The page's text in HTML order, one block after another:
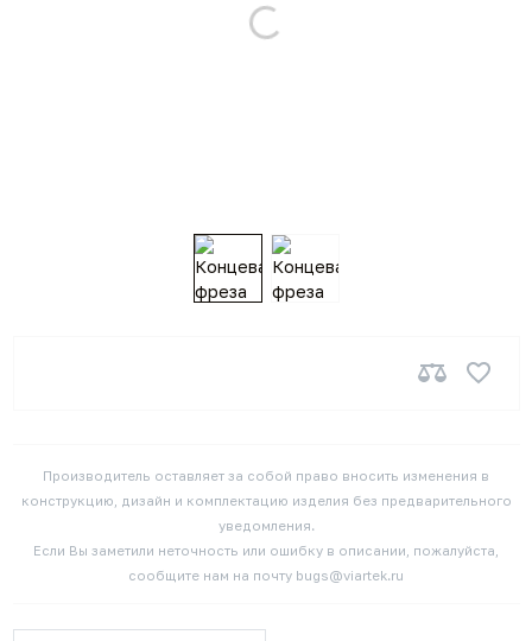
Производитель оставляет за собой право вносить изменения в
конструкцию, дизайн и комплектацию изделия без предварительного
уведомления.
Если Вы заметили неточность или ошибку в описании, пожалуйста,
сообщите нам на почту bugs@viartek.ru